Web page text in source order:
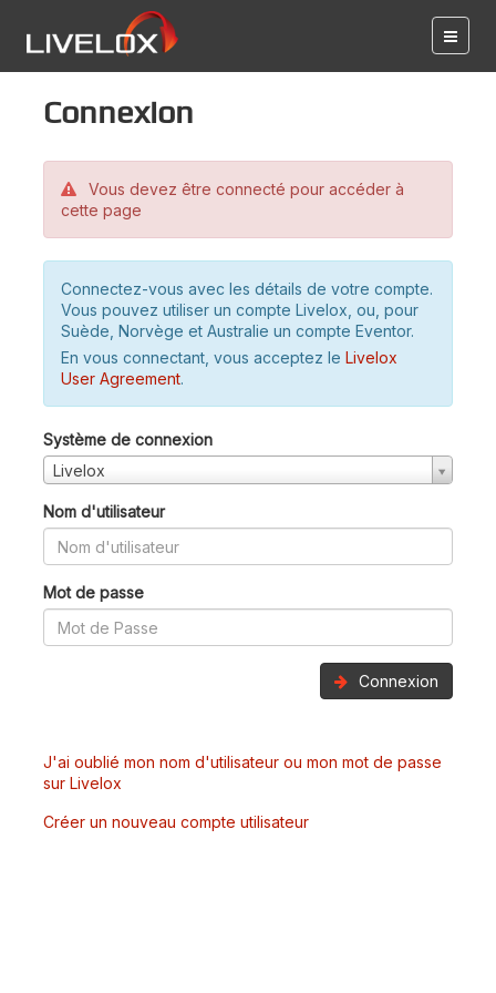
Connexion
Vous devez être connecté pour accéder à
cette page
Connectez-vous avec les détails de votre compte.
Vous pouvez utiliser un compte Livelox, ou, pour
Suède, Norvège et Australie un compte Eventor.
En vous connectant, vous acceptez le Livelox
User Agreement.
Système de connexion
Livelox
Nom d'utilisateur
Mot de passe
Connexion
J'ai oublié mon nom d'utilisateur ou mon mot de passe
sur Livelox
Créer un nouveau compte utilisateur